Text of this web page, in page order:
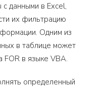
данными в Excel,
их фильтрацию
Одним из
в таблице может
FOR в языке VBA.
определенный